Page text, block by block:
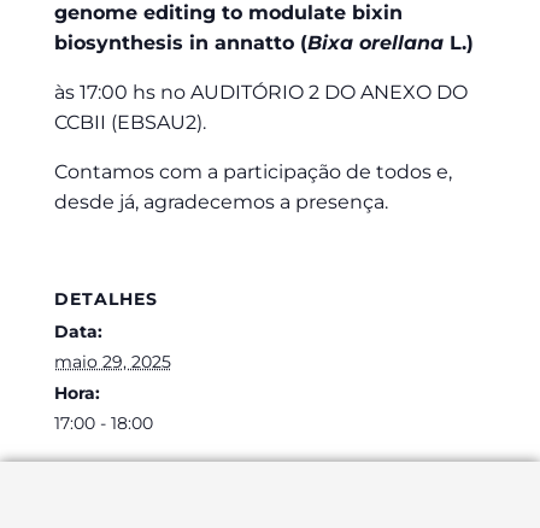
genome editing to modulate bixin
biosynthesis in annatto (Bixa orellanaL.)
às 17:00 hs no AUDITÓRIO 2 DO ANEXO DO
CCBII (EBSAU2).
Contamos com a participação de todos e,
desde já, agradecemos a presença.
DETALHES
Data:
maio 29, 2025
Hora:
17:00 - 18:00